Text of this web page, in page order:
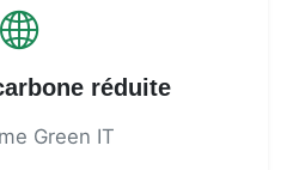
réduite
Green IT